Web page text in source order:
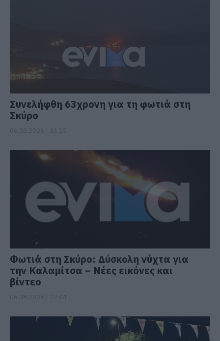
Συνελήφθη 63χρονη για τη φωτιά στη
Σκύρο
Φωτιά στη Σκύρο: Δύσκολη νύχτα για
την Καλαμίτσα – Νέες εικόνες και
βίντεο